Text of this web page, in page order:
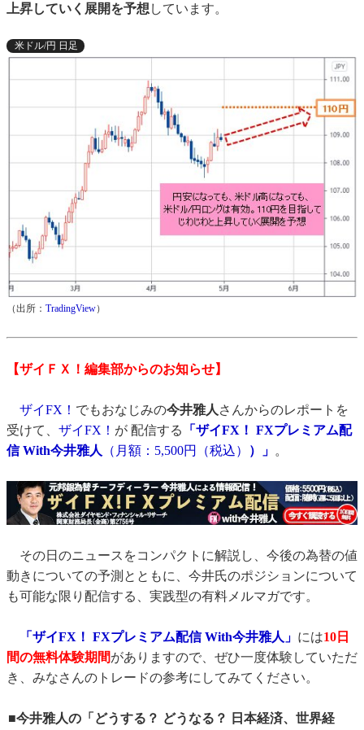
上昇していく展開を予想 しています。
米ドル/円 日足
（出所： TradingView）
【ザイＦＸ！編集部からのお知らせ】
ザイFX！ でもおなじみの今井雅人さんからのレポートを
受けて、 ザイFX！ が 配信する
「ザイFX！ FXプレミアム配
信 With今井雅人 （月額：5,500円（税込） ）」 。
その日のニュースをコンパクトに解説し、今後の為替の値
動きについての予測とともに、今井氏のポジションについて
も可能な限り配信する、実践型の有料メルマガです。
「ザイFX！ FXプレミアム配信 With今井雅人」 には10日
間の無料体験期間がありますので、ぜひ一度体験していただ
き、みなさんのトレードの参考にしてみてください。
■今井雅人の「どうする？ どうなる？ 日本経済、世界経